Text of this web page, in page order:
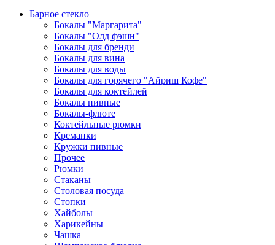
Барное стекло
Бокалы "Маргарита"
Бокалы "Олд фэшн"
Бокалы для бренди
Бокалы для вина
Бокалы для воды
Бокалы для горячего "Айриш Кофе"
Бокалы для коктейлей
Бокалы пивные
Бокалы-флюте
Коктейльные рюмки
Креманки
Кружки пивные
Прочее
Рюмки
Стаканы
Столовая посуда
Стопки
Хайболы
Харикейны
Чашка